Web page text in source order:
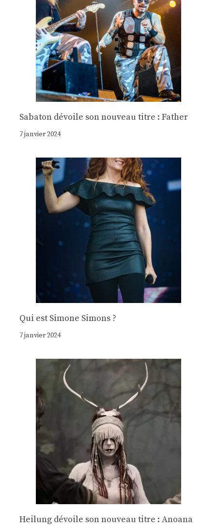
Sabaton dévoile son nouveau titre : Father
7 janvier 2024
Qui est Simone Simons ?
7 janvier 2024
Heilung dévoile son nouveau titre : Anoana